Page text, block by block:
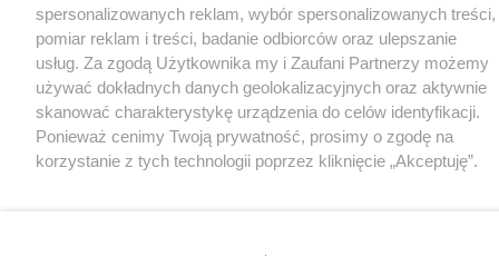
spersonalizowanych reklam, wybór spersonalizowanych treści,
pomiar reklam i treści, badanie odbiorców oraz ulepszanie
usług. Za zgodą Użytkownika my i Zaufani Partnerzy możemy
używać dokładnych danych geolokalizacyjnych oraz aktywnie
skanować charakterystykę urządzenia do celów identyfikacji.
Ponieważ cenimy Twoją prywatność, prosimy o zgodę na
korzystanie z tych technologii poprzez kliknięcie „Akceptuję”.